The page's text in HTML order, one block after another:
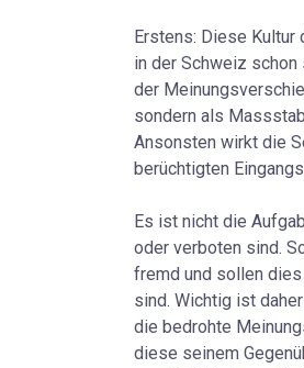
Erstens: Diese
in der Schweiz
der
sondern als
Ansonsten wirkt die
berüchtigten
Es ist nicht die
oder verboten sind.
fremd und sollen
sind. Wichtig ist
die bedrohte
diese seinem